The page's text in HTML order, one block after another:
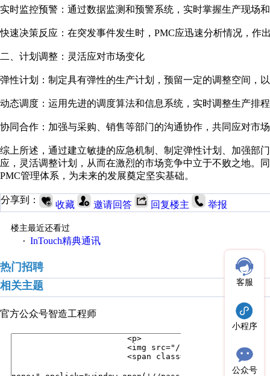
实时监控预警：通过数据监测和预警系统，实时掌握生产现场
快速决策反应：在突发事件发生时，PMC应迅速分析情况，作
二、计划调整：灵活应对市场变化
弹性计划：制定具有弹性的生产计划，预留一定的调整空间，
动态调度：运用先进的调度算法和信息系统，实时调整生产排
协同合作：加强与采购、销售等部门的沟通协作，共同应对市
综上所述，通过建立敏捷的应急机制、制定弹性计划、加强部
应，灵活调整计划，从而在激烈的市场竞争中立于不败之地。
PMC管理体系，为未来的发展奠定坚实基础。
分享到： 收藏 邀请回答 回复楼主 举报
楼主最近还看过
· InTouch精典通讯
热门招聘
相关主题
官方公众号智造工程师
客服
小程序
公众号